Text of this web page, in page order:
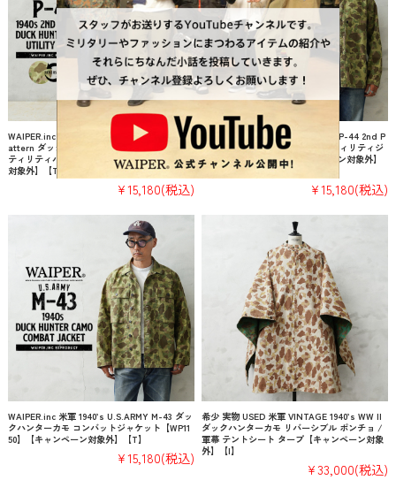
WAIPER.inc 米軍 1940’s U.S.M.C. P-44 2nd P
attern ダックハンターカモ リバーシブル ユー
ティリティパンツ【WP1144】【キャンペーン
対象外】【T】
¥15,180(税込)
WAIPER.inc 米軍 1940’s U.S.M.C. P-44 2nd P
attern ダックハンターカモ ユーティリティジ
ャケット【WP1143】【キャンペーン対象外】
【T】
¥15,180(税込)
WAIPER.inc 米軍 1940’s U.S.ARMY M-43 ダッ
クハンターカモ コンバットジャケット【WP11
50】【キャンペーン対象外】【T】
¥15,180(税込)
希少 実物 USED 米軍 VINTAGE 1940’s WW II
ダックハンターカモ リバーシブル ポンチョ /
軍幕 テントシート タープ【キャンペーン対象
外】【I】
¥33,000(税込)